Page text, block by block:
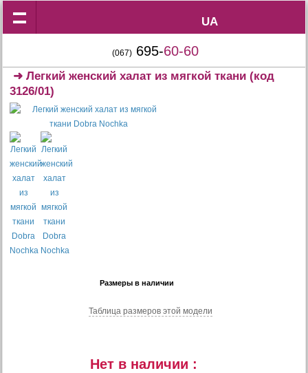
UA
UA
(067) 695-60-60
➜Легкий женский халат из мягкой ткани (код
3126/01)
Размеры в наличии
Таблица размеров этой модели
Нет в наличии :